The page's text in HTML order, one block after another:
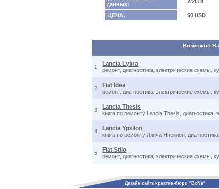
данных:
2/2014
ЦЕНА: 50 USD
Возможно
1 Lancia Lybra
ремонт, диагностика, электрические схемы,
2 Fiat Idea
ремонт, диагностика, электрические схемы,
3 Lancia Thesis
книга по ремонту Lancia Thesis,
4 Lancia Ypsilon
книга по ремонту Лянча Япсилон,
5 Fiat Stilo
ремонт, диагностика, электрические схемы,
Дизайн сайта креатив-бюро "DoNe"